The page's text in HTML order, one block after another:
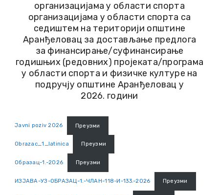
организацијама у области спорта
организацијама у области спорта са
седиштем на територији општине
Аранђеловац за достављање предлога
за финансирање/суфинансирање
годишњих (редовних) пројеката/програма
у области спорта и физичке културе на
подручју општине Аранђеловац у
2026. години
Javni poziv 2026 Преузми
Obrazac_1_latinica Преузми
Образац-1.-2026 Преузми
ИЗЈАВА-УЗ-ОБРАЗАЦ-1.-ЧЛАН-118-И-133.-2026 Преузми